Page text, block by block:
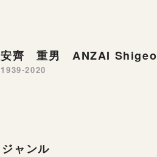
安齊 重男 ANZAI Shigeo
1939-2020
ジャンル